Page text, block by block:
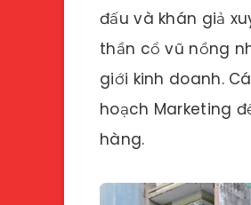
đấu và khán giả
thần cổ vũ nồng
giới kinh doanh.
hoạch Marketing
hàng.